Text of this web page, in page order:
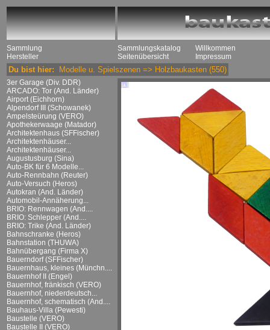
Sammlung
Hersteller
Sammlungskatalog
Seitenübersicht
Willkommen
Impressum
Du bist hier: Modelle u. Spielszenen => Holzbaukasten (550)
3er Garage (Div. DDR)
ARCADO: Tor (And. Länder)
Airport (Eichhorn)
Alpendorf III (Schowanek)
Ampelsteürung (VERO)
Apothekerwaage (Matador)
Architektenhaus (SFFischer)
Architektenhäuser...
Architektenhäuser...
Augustusburg (Sina)
Auto-BK für 6 Modelle...
Auto-Rennbahn (Reuter)
Auto-Versuch (Heros)
Autokran (And. Länder)
Automobil-Annäherung...
BRIO: Rennwagen (And....
BRIO: Schlepper (And....
BRIO: Trike (And. Länder)
Bahnschranke (Heros)
Bahnstation (THUWA)
Bahnübergang (Firma X)
Bauerndorf (SFFischer)
Bauernhaus, kleines (Münchn....
Bauernhof II (Engel)
Bauernhof, fränkisch (VERO)
Bauernhof, niederdeutsch...
Bauernhof, schematisch (And....
Bauhaus-Villa (Pewesti)
Baustelle (VERO)
Baustelle II (VERO)